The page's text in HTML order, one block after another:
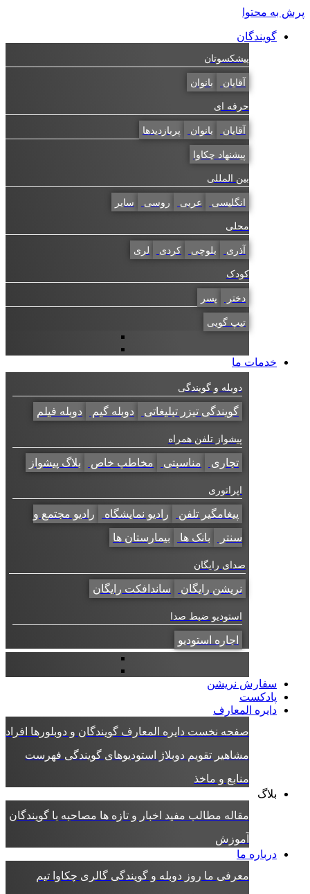
به محتوا
گویندگان
پیشکسوتان
بانوان
حرفه ای
بانوان پربازدیدها
پیشنهاد چکاوا
بین المللی
انگلیسی عربی روسی سایر
محلی
بلوچی کردی لری
کودک
پسر
تیپ گویی
خدمات ما
دوبله و گویندگی
گویندگی تیزر تبلیغاتی دوبله گیم دوبله فیلم
پیشواز تلفن همراه
تجاری مناسبتی مخاطب خاص بلاگ پیشواز
اپراتوری
پیغامگیر تلفن رادیو نمایشگاه رادیو مجتمع و
سنتر بانک ها بیمارستان ها
صدای رایگان
نریشن رایگان ساندافکت رایگان
استودیو ضبط صدا
اجاره استودیو
سفارش نریشن
پادکست
دایره المعارف
صفحه نخست دایره المعارفگویندگان و دوبلورهاافراد
مشاهیرتقویم دوبلاژاستودیوهای گویندگیفهرست
منابع و ماخذ
بلاگ
مقالهمطالب مفیداخبار و تازه ها مصاحبه با گویندگان
آموزش
درباره ما
معرفی ماروز دوبله و گویندگیگالری چکاواتیم